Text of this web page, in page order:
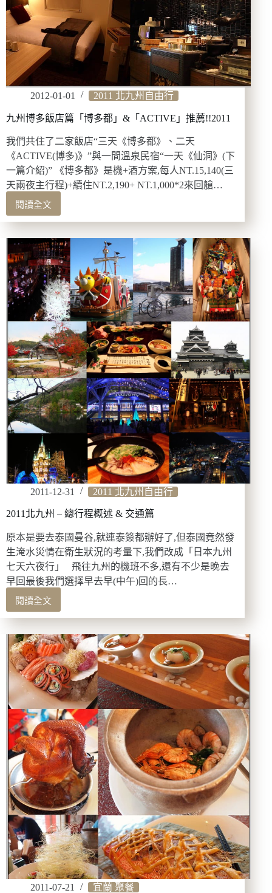
有
精
緻
美
味
的
石
理
2012-01-01 2011 北九州自由行
九州博多飯店篇「博多都」&「ACTIVE」推薦!!2011
我們共住了二家飯店“三天《博多都》、二天
《ACTIVE(博多)》”與一間溫泉民宿“一天《仙洞》(下
一篇介紹)” 《博多都》是機+酒方案,每人NT.15,140(三
天兩夜主行程)+續住NT.2,190+ NT.1,000*2來回艙…
閱讀全文
九
州
博
多
飯
店
篇
「博
多
都」
&「ACTIVE」
推
薦!!2011
2011-12-31 2011 北九州自由行
2011北九州 – 總行程概述 & 交通篇
原本是要去泰國曼谷,就連泰簽都辦好了,但泰國竟然發
生淹水災情在衛生狀況的考量下,我們改成「日本九州
七天六夜行」 飛往九州的機班不多,還有不少是晚去
早回最後我們選擇早去早(中午)回的長…
閱讀全文
2011
北
州
–
總
行
程
述
&
交
通
篇
2011-07-21 宜蘭 聚餐